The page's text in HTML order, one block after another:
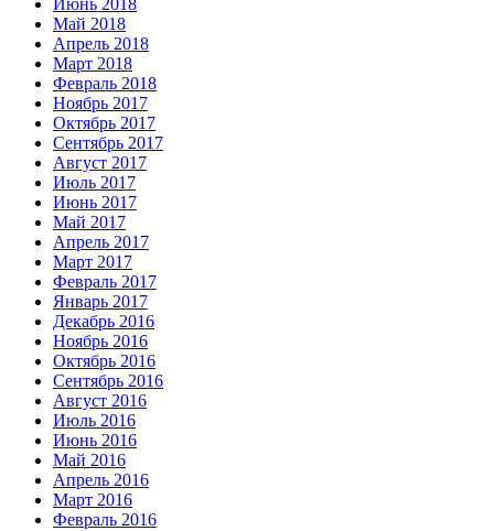
Июнь 2018
Май 2018
Апрель 2018
Март 2018
Февраль 2018
Ноябрь 2017
Октябрь 2017
Сентябрь 2017
Август 2017
Июль 2017
Июнь 2017
Май 2017
Апрель 2017
Март 2017
Февраль 2017
Январь 2017
Декабрь 2016
Ноябрь 2016
Октябрь 2016
Сентябрь 2016
Август 2016
Июль 2016
Июнь 2016
Май 2016
Апрель 2016
Март 2016
Февраль 2016